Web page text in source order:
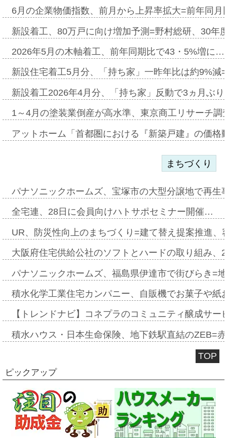
6月の企業物価指数、前月から上昇率拡大=前年同
新設着工、80万戸に向け増加予測=野村総研、30年
2026年5月の木軸着工、前年同期比で43・5%増に…
新設住宅着工5月分、「持ち家」一昨年比は約9%
新設着工2026年4月分、「持ち家」反動で3ヵ月ぶ
1～4月の塗装業倒産が高水準、東京商工リサーチ
アットホーム「首都圏における『新築戸建』の価
まちづくり
パナソニックホームズ、宝塚市の大型分譲地で再
全宅連、28日に会員向けハトサポセミナー開催…
UR、防災性向上のまちづくり=建て替え提案推進
大阪府住宅供給公社のソフトとハードの取り組み
パナソニックホームズ、福島県伊達市で街びらき=
積水化学工業住宅カンパニー、自販機でお菓子や
【トレンドナビ】コネプラのコミュニティ醸成サ
積水ハウス・日本生命保険、地下鉄駅直結のZEB=
TOP
ピックアップ